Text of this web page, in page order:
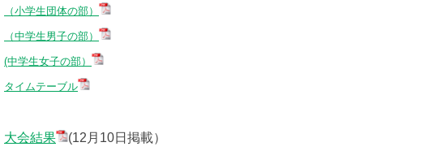
（小学生団体の部）
（中学生男子の部）
(中学生女子の部）
タイムテーブル
大会結果 (12月10日掲載）